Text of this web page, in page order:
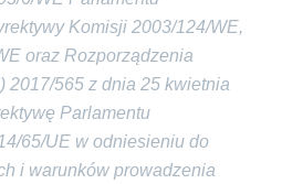
Komisji 2003/124/WE,
oraz Rozporządzenia
2017/565 z dnia 25 kwietnia
Parlamentu
65/UE w odniesieniu do
i warunków prowadzenia